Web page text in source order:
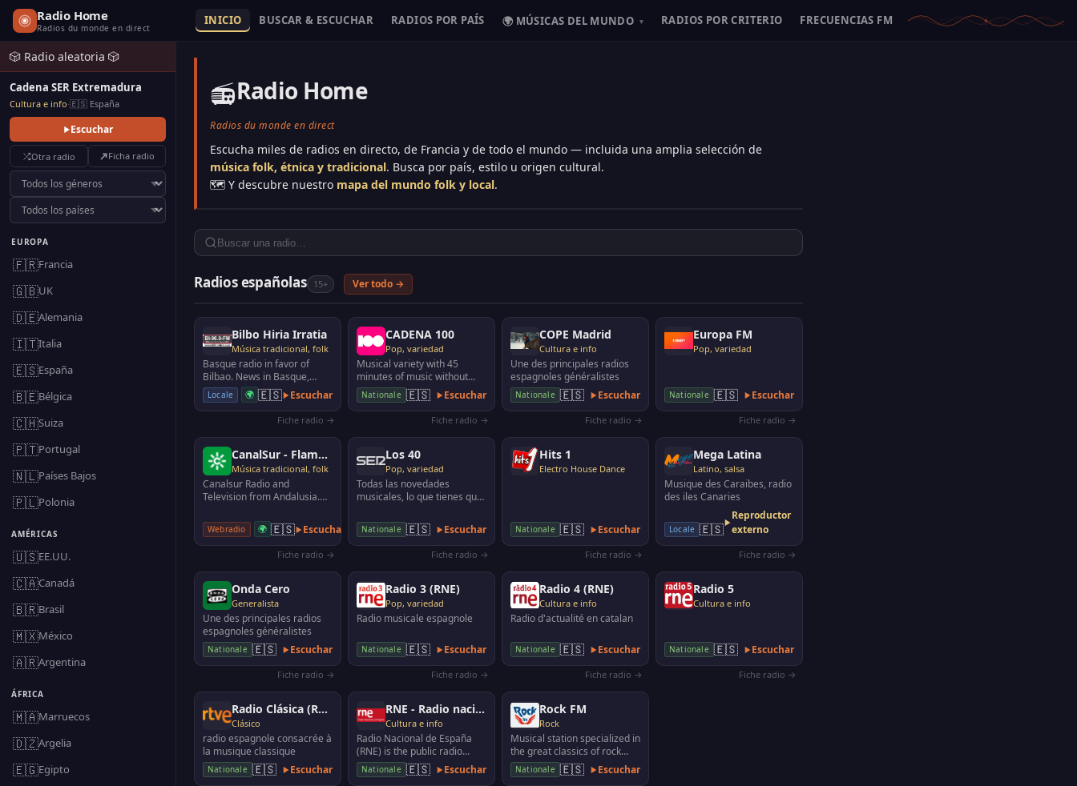
Radio Home
Radios du monde en direct
INICIO BUSCAR & ESCUCHAR RADIOS POR PAÍS 🌍 MÚSICAS DEL MUNDO ▾ RADIOS POR CRITERIO FRECUENCIAS FM
🎲 Radio aleatoria 🎲
Cadena SER Extremadura
Cultura e info·🇪🇸 España
Escuchar
Otra radio Ficha radio
EUROPA
🇫🇷Francia
🇬🇧UK
🇩🇪Alemania
🇮🇹Italia
🇪🇸España
🇧🇪Bélgica
🇨🇭Suiza
🇵🇹Portugal
🇳🇱Países Bajos
🇵🇱Polonia
AMÉRICAS
🇺🇸EE.UU.
🇨🇦Canadá
🇧🇷Brasil
🇲🇽México
🇦🇷Argentina
ÁFRICA
🇲🇦Marruecos
🇩🇿Argelia
🇪🇬Egipto
📻Radio Home
Radios du monde en direct
Escucha miles de radios en directo, de Francia y de todo el mundo — incluida una amplia selección de
música folk, étnica y tradicional. Busca por país, estilo u origen cultural.
🗺️ Y descubre nuestro mapa del mundo folk y local.
Radios españolas 15+ Ver todo →
Bilbo Hiria Irratia
Música tradicional, folk
Basque radio in favor of
Bilbao. News in Basque,
culture, music, verses ...
Ibaizabal magazine.
Locale 🌍 🇪🇸 Escuchar
Fiche radio →
CADENA 100
Pop, variedad
Musical variety with 45
minutes of music without
interruption. Cadena 100 is a
Spanish radio stat…
Nationale 🇪🇸 Escuchar
Fiche radio →
COPE Madrid
Cultura e info
Une des principales radios
espagnoles généralistes
Nationale 🇪🇸 Escuchar
Fiche radio →
Europa FM
Pop, variedad
Nationale 🇪🇸 Escuchar
Fiche radio →
CanalSur - Flamenco Radio
Música tradicional, folk
Canalsur Radio and
Television from Andalusia.
Webradio 🌍 🇪🇸 Escuchar
Fiche radio →
Los 40
Pop, variedad
Todas las novedades
musicales, lo que tienes que
favoritos, los vídeos má…
Nationale 🇪🇸 Escuchar
Fiche radio →
Hits 1
Electro House Dance
Nationale 🇪🇸 Escuchar
Fiche radio →
Mega Latina
Latino, salsa
Musique des Caraibes, radio
des iles Canaries
Locale 🇪🇸
Reproductor
externo
Fiche radio →
Onda Cero
Generalista
Une des principales radios
espagnoles généralistes
Nationale 🇪🇸 Escuchar
Fiche radio →
Radio 3 (RNE)
Pop, variedad
Radio musicale espagnole
Nationale 🇪🇸 Escuchar
Fiche radio →
Radio 4 (RNE)
Cultura e info
Radio d'actualité en catalan
Nationale 🇪🇸 Escuchar
Fiche radio →
Radio 5
Cultura e info
Nationale 🇪🇸 Escuchar
Fiche radio →
Radio Clásica (RNE)
Clásico
radio espagnole consacrée à
la musique classique
Nationale 🇪🇸 Escuchar
RNE - Radio nacional de España
Cultura e info
Radio Nacional de España
(RNE) is the public radio
station and belongs to the
RTVE Corporation.
Nationale 🇪🇸 Escuchar
Rock FM
Rock
Musical station specialized in
the great classics of rock
history
Nationale 🇪🇸 Escuchar